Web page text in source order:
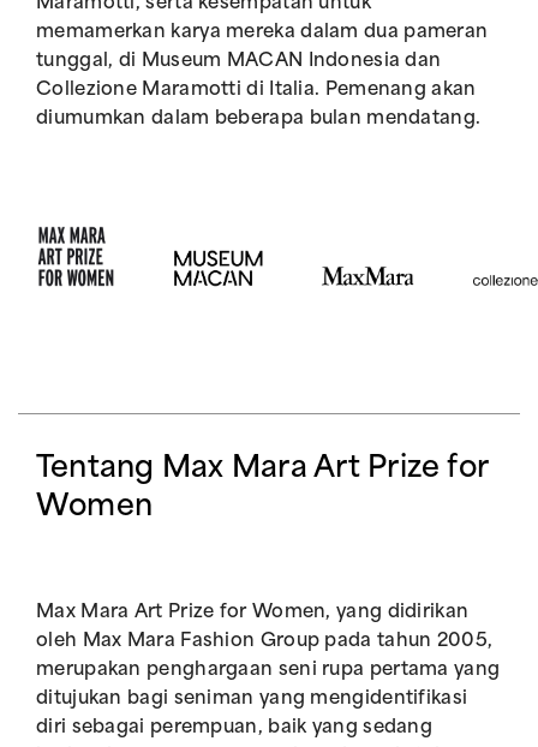
Maramotti, serta kesempatan untuk
memamerkan karya mereka dalam dua pameran
tunggal, di Museum MACAN Indonesia dan
Collezione Maramotti di Italia. Pemenang akan
diumumkan dalam beberapa bulan mendatang.
Tentang Max Mara Art Prize for
Women
Max Mara Art Prize for Women, yang didirikan
oleh Max Mara Fashion Group pada tahun 2005,
merupakan penghargaan seni rupa pertama yang
ditujukan bagi seniman yang mengidentifikasi
diri sebagai perempuan, baik yang sedang